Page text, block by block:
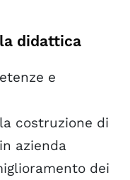
didattica
e
costruzione di
azienda
dei